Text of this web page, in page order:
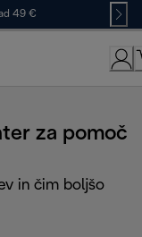
49 €
za pomoč
in čim boljšo